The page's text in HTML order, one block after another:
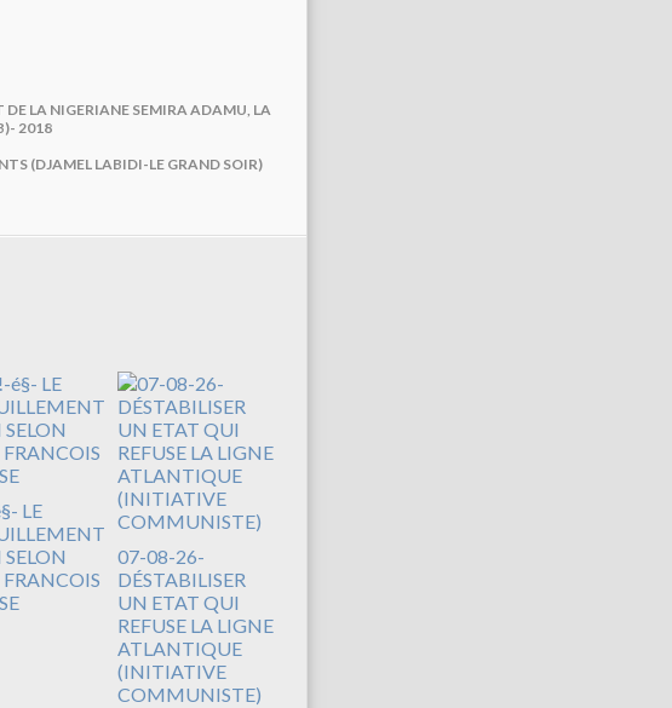
LA NIGERIANE SEMIRA ADAMU, LA
2018
(DJAMEL LABIDI-LE GRAND SOIR)
LE
SELON
07-08-26-
DÉSTABILISER
UN ETAT QUI
REFUSE LA LIGNE
ATLANTIQUE
(INITIATIVE
COMMUNISTE)